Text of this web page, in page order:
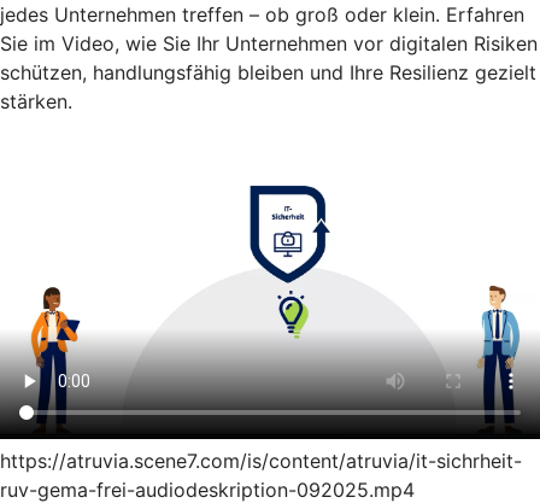
jedes Unternehmen treffen – ob groß oder klein. Erfahren
Sie im Video, wie Sie Ihr Unternehmen vor digitalen Risiken
schützen, handlungsfähig bleiben und Ihre Resilienz gezielt
stärken.
https://atruvia.scene7.com/is/content/atruvia/it-sichrheit-
ruv-gema-frei-audiodeskription-092025.mp4